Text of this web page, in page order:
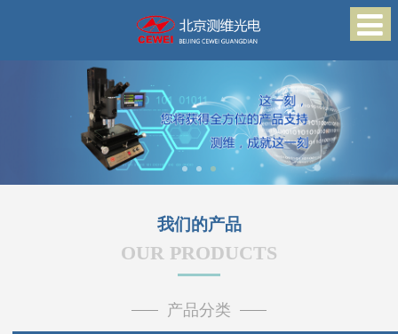
我们的产品
OUR PRODUCTS
产品分类